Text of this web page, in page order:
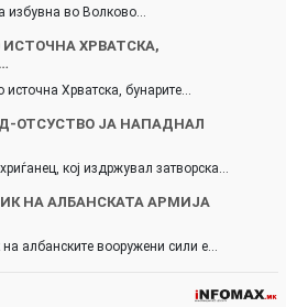
избувна во Волково…
ХРВАТСКА,
Хрватска, бунарите…
ОТСУСТВО ЈА НАПАДНАЛ
кој издржувал затворска…
НА АЛБАНСКАТА АРМИЈА
албанските вооружени сили е…